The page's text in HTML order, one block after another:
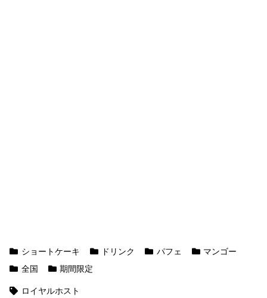
ショートケーキ ドリンク パフェ
マンゴー
全国
期間限定
ロイヤルホスト